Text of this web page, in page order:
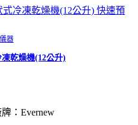
快速預
器
乾燥機(12公升)
：Evernew